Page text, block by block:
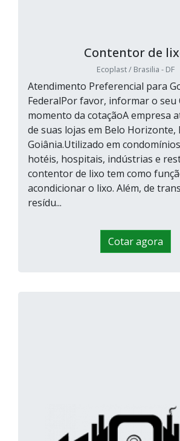
Contentor de
Ecoplast / Brasilia - DF
Atendimento Preferencial para
FederalPor favor, informar o seu
momento da cotaçãoA empresa
de suas lojas em Belo Horizonte,
Goiânia.Utilizado em
hotéis, hospitais, indústrias e
contentor de lixo tem como
acondicionar o lixo. Além, de
resídu...
Cotar agora